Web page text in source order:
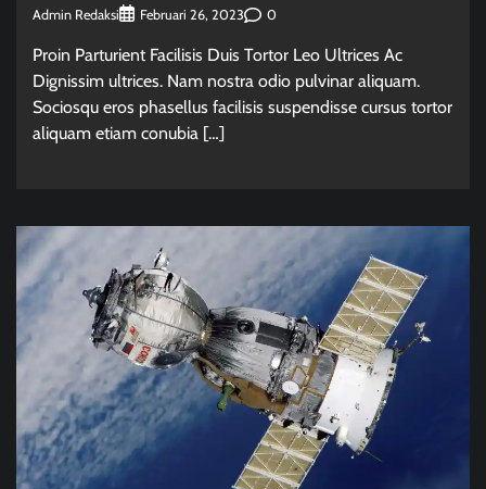
Admin Redaksi Februari 26, 2023 0
Proin Parturient Facilisis Duis Tortor Leo Ultrices Ac
Dignissim ultrices. Nam nostra odio pulvinar aliquam.
Sociosqu eros phasellus facilisis suspendisse cursus tortor
aliquam etiam conubia […]